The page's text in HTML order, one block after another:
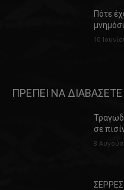
Πότε
10
ΠΡΕΠΕΙ ΝΑ ΔΙΑΒΑΣΕΤΕ
σε
8